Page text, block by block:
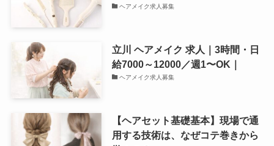
ヘアメイク求人募集
立川 ヘアメイク 求人｜3時間・日
給7000～12000／週1〜OK｜
ヘアメイク求人募集
【ヘアセット基礎基本】現場で通
用する技術は、なぜコテ巻きから